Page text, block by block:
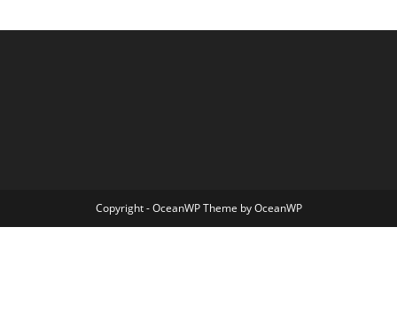
Copyright - OceanWP Theme by OceanWP